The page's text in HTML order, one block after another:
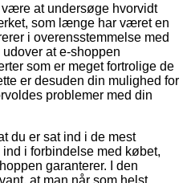
at undersøge hvorvidt
som længe har været en
i overensstemmelse med
at e-shoppen
som er meget fortrolige de
er desuden din mulighed for
problemer med din
du er sat ind i de mest
i forbindelse med købet,
garanterer. I den
at man når som helst